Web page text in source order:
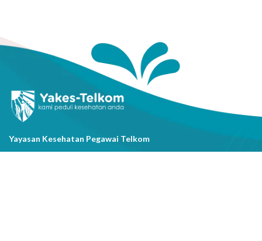
Yayasan Kesehatan Pegawai Telkom